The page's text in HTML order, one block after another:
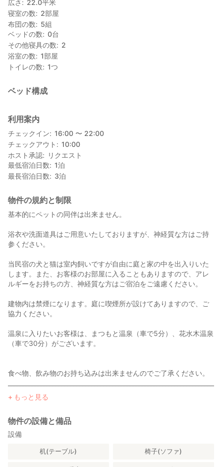
■子ども料金：中学生以上は大人料金、小学生は大人料金の
70％ （基本的に小学生未満のお子様の受け入れは行っておりま
せんので、ご予約の前にご相談ください。）
■チェックイン 15時～20時
■チェックアウト 10時
※チェックイン、チェックアウトに関しましては、有料体験をご利
用の場合、考慮いたしますので、ご予約時にご相談ください。
でご了承ください。
■8/13～15, 12/28～1/5はお休みとさせていただきます。
＊＊＊＊＊＊＊＊＊＊＊＊＊＊＊＊＊
＊＊＊＊＊＊＊＊＊＊＊＊＊＊＊＊＊＊＊＊＊＊＊＊＊＊＊＊＊
＊＊＊＊＊＊＊＊＊＊＊＊＊＊＊＊＊
鹿児島中央駅から車で25分の農村地帯にある１軒家です。
敷地の中には500年の歴史を持つ神社があって、 看板猫のユキを
勿論、自宅のすぐ後ろに広がる畑での農業体験もできます。
鹿児島市内と指宿・枕崎方面のちょうど真ん中に位置するので、
観光の拠点としても便利です。
※動物がおりますので、汚れの気にならない格好でお越しくださ
い。
※お部屋に犬や猫が出入りいたしますので、動物の苦手な方、小さ
いお子様連れの方、アレルギーをお持ちの方、神経質な方はご予
約のご再考をお願いいたします。
ますので、ご了承ください。
■体験の時期や料金
有料体験（別途材料費がかかる場合があります）
いちご狩り（5月）1,000円
簡単な木工細工やアクセサリー作り（通年）1,000円
猫の絵馬作り（通年）1,000円
広さ
22.0平米
寝室の数
2部屋
布団の数
5組
ベッドの数
0台
その他寝具の数
2
浴室の数
1部屋
トイレの数
1つ
ベッド構成
利用案内
チェックイン
16:00 〜 22:00
チェックアウト
10:00
ホスト承認
リクエスト
最低宿泊日数
1泊
最長宿泊日数
3泊
物件の規約と制限
基本的にペットの同伴は出来ません。
浴衣や洗面道具はご用意いたしておりますが、神経質な方はご持
参ください。
当民宿の犬と猫は室内飼いですが自由に庭と家の中を出入りいた
します。また、お客様のお部屋に入ることもありますので、アレ
ルギーをお持ちの方、神経質な方はご宿泊をご遠慮ください。
建物内は禁煙になります。庭に喫煙所が設けてありますので、ご
協力ください。
温泉に入りたいお客様は、まつもと温泉（車で5分）、花水木温泉
（車で30分）がございます。
食べ物、飲み物のお持ち込みは出来ませんのでご了承ください。
・テン ト泊も出来ます。（料金についてはお問い合わせくださ
い。）
・休業日...お盆、年末年始
・建物内禁煙・・指定喫煙場所あり
もっと見る
物件の設備と備品
設備
机(テーブル) 椅子(ソファ)